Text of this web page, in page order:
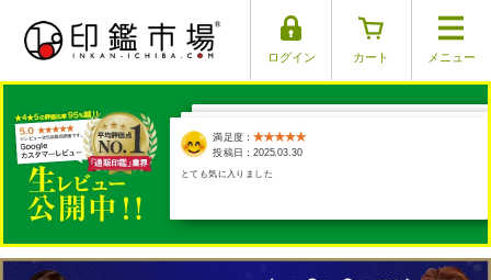
ログイン カート メニュー
満足度：
投稿日：2025.03.29
満足度：
投稿日：2025.03.17
満足度：
投稿日：2025.04.01
満足度：
投稿日：2025.03.30
とても気に入りました
満足度：
投稿日：2025.03.26
本当に手彫りか心配になるくらい、早い発送でした。商品は凄く素敵